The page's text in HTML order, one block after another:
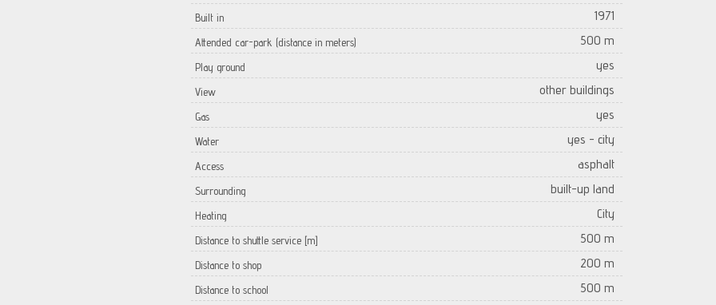
Built in 1971
Attended car-park (distance in meters) 500 m
Play ground yes
View other buildings
Gas yes
Water yes - city
Access asphalt
Surrounding built-up land
Heating City
Distance to shuttle service [m] 500 m
Distance to shop 200 m
Distance to school 500 m